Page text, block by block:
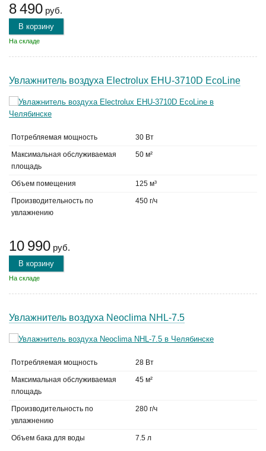
8 490 руб.
В корзину
На складе
Увлажнитель воздуха Electrolux EHU-3710D EcoLine
Потребляемая мощность 30 Вт
Максимальная обслуживаемая
площадь
50 м²
Объем помещения 125 м³
Производительность по
увлажнению
450 г/ч
10 990 руб.
В корзину
На складе
Увлажнитель воздуха Neoclima NHL-7.5
Потребляемая мощность 28 Вт
Максимальная обслуживаемая
площадь
45 м²
Производительность по
увлажнению
280 г/ч
Объем бака для воды 7.5 л